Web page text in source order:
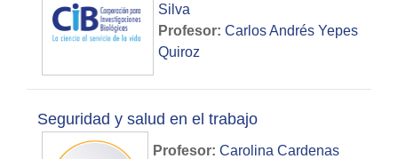
Silva
Profesor:Carlos Andrés Yepes
Quiroz
Seguridad y salud en el trabajo
Profesor:Carolina Cardenas